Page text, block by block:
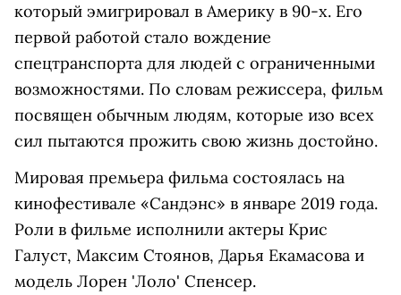
который эмигрировал в Америку в 90-х. Его
первой работой стало вождение
спецтранспорта для людей с ограниченными
возможностями. По словам режиссера, фильм
посвящен обычным людям, которые изо всех
сил пытаются прожить свою жизнь достойно.
Мировая премьера фильма состоялась на
кинофестивале «Сандэнс» в январе 2019 года.
Роли в фильме исполнили актеры Крис
Галуст, Максим Стоянов, Дарья Екамасова и
модель Лорен 'Лоло' Спенсер.